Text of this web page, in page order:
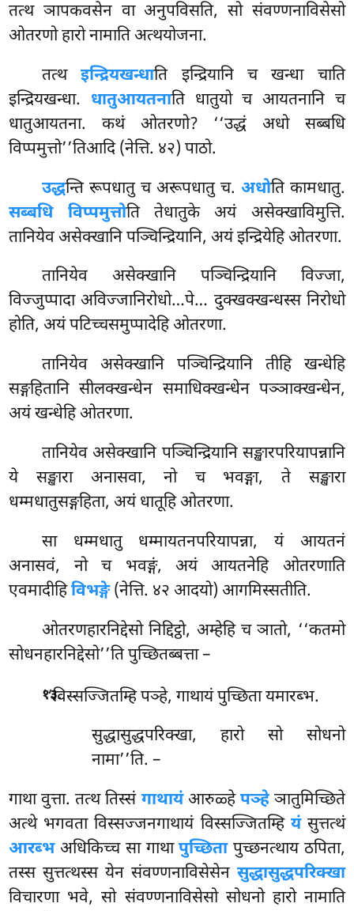
तत्थ ञापकवसेन वा अनुपविसति, सो संवण्णनाविसेसो
ओतरणो हारो नामाति अत्थयोजना.
तत्थइन्द्रियखन्धाति इन्द्रियानि च खन्धा चाति
इन्द्रियखन्धा. धातुआयतनाति धातुयो च आयतनानि च
धातुआयतना. कथं ओतरणो? ‘‘उद्धं अधो सब्बधि
विप्पमुत्तो’’तिआदि (नेत्ति. ४२) पाठो.
उद्धन्ति रूपधातु च अरूपधातु च. अधोति कामधातु.
सब्बधि विप्पमुत्तोति तेधातुके अयं असेक्खाविमुत्ति.
तानियेव असेक्खानि पञ्चिन्द्रियानि, अयं इन्द्रियेहि ओतरणा.
तानियेव असेक्खानि पञ्चिन्द्रियानि विज्जा,
विज्जुप्पादा अविज्जानिरोधो…पे… दुक्खक्खन्धस्स निरोधो
होति, अयं पटिच्चसमुप्पादेहि ओतरणा.
तानियेव असेक्खानि पञ्चिन्द्रियानि तीहि खन्धेहि
सङ्गहितानि सीलक्खन्धेन समाधिक्खन्धेन पञ्ञाक्खन्धेन,
अयं खन्धेहि ओतरणा.
तानियेव असेक्खानि पञ्चिन्द्रियानि सङ्खारपरियापन्नानि
ये सङ्खारा अनासवा, नो च भवङ्गा, ते सङ्खारा
धम्मधातुसङ्गहिता, अयं धातूहि ओतरणा.
सा धम्मधातु धम्मायतनपरियापन्ना, यं आयतनं
अनासवं, नो च भवङ्गं, अयं आयतनेहि ओतरणाति
एवमादीहिविभङ्गे(नेत्ति. ४२ आदयो) आगमिस्सतीति.
ओतरणहारनिद्देसोनिद्दिट्ठो, अम्हेहि च ञातो, ‘‘कतमो
सोधनहारनिद्देसो’’ति पुच्छितब्बत्ता –
१३.
‘‘विस्सज्जितम्हि पञ्हे, गाथायं पुच्छिता यमारब्भ.
सुद्धासुद्धपरिक्खा, हारो सो सोधनो
नामा’’ति. –
गाथा वुत्ता. तत्थ तिस्सं गाथायंआरुळ्हेपञ्हेञातुमिच्छिते
अत्थे भगवता विस्सज्जनगाथायं विस्सज्जितम्हि यंसुत्तत्थं
आरब्भअधिकिच्च सा गाथापुच्छितापुच्छनत्थाय ठपिता,
तस्स सुत्तत्थस्स येन संवण्णनाविसेसेन सुद्धासुद्धपरिक्खा
विचारणा भवे, सो संवण्णनाविसेसो सोधनो हारो नामाति